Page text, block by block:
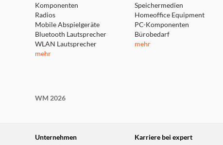
Komponenten
Radios
Mobile Abspielgeräte
Bluetooth Lautsprecher
WLAN Lautsprecher
mehr
Speichermedien
Homeoffice Equipment
PC-Komponenten
Bürobedarf
mehr
WM 2026
Unternehmen
Karriere bei expert